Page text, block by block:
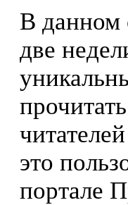
В данном
две
это
портале